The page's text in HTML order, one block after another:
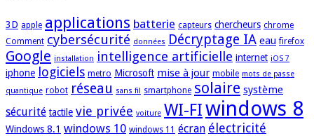
3D apple applications batterie capteurs chercheurs chrome
Comment cybersécurité données Décryptage IA eau firefox
Google installation intelligence artificielle internet iOS 7
iphone logiciels metro Microsoft mise à jour mobile mots de passe
quantique robot réseau sans fil smartphone solaire système
sécurité tactile vie privée voiture WI-FIwindows 8
Windows 8.1 windows 10 windows 11 écran électricité